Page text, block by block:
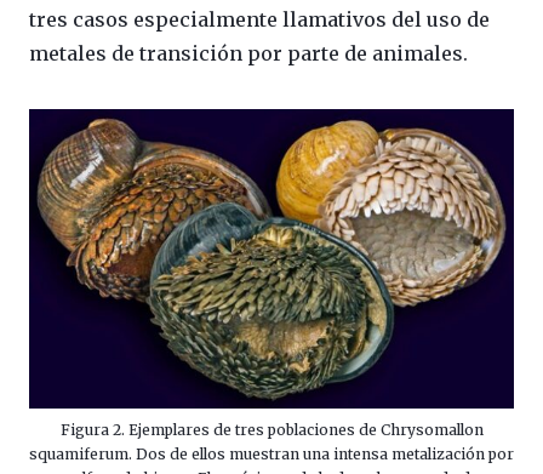
tres casos especialmente llamativos del uso de
metales de transición por parte de animales.
Figura 2. Ejemplares de tres poblaciones de Chrysomallon
squamiferum. Dos de ellos muestran una intensa metalización por